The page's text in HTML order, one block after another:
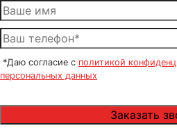
*Даю согласие с политикой
персональных данных